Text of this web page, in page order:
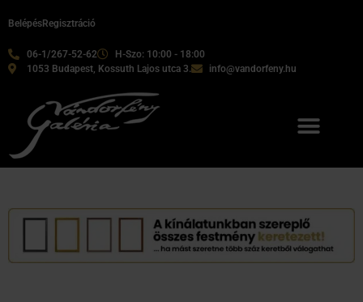
06-1/267-52-62
H-Szo: 10:00 - 18:00
1053 Budapest, Kossuth Lajos utca 3.
info@vandorfeny.hu
BelépésRegisztráció